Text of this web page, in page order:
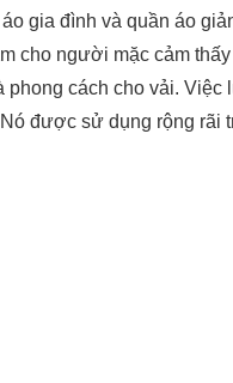
gia đình và quần áo
cho người mặc cảm
cách cho vải.
được sử dụng rộng rãi